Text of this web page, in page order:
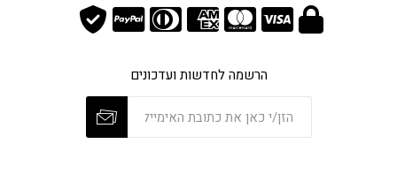
הרשמה לחדשות ועדכונים